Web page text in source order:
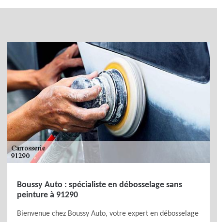
Boussy Auto : spécialiste en débosselage sans
peinture à 91290
Bienvenue chez Boussy Auto, votre expert en débosselage